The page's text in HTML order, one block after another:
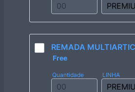
REMADA
Free
Free
Quantidade LINHA